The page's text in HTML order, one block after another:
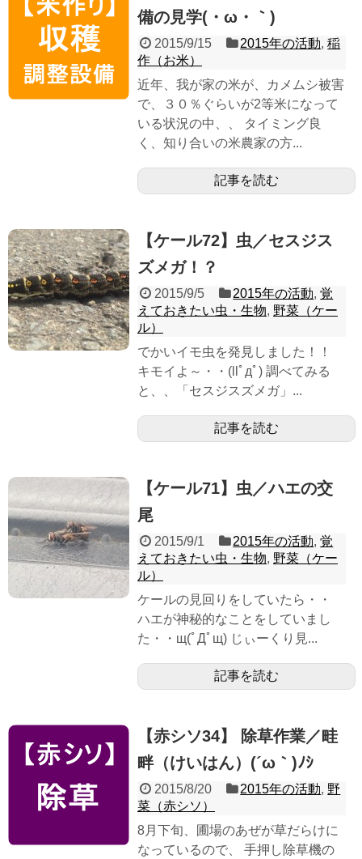
備の見学(・ω・｀)
2015/9/15 2015年の活動,稲
作（お米）
近年、我が家の米が、カメムシ被害
で、３０％ぐらいが2等米になって
いる状況の中、、 タイミング良
く、知り合いの米農家の方...
記事を読む
【ケール72】虫／セスジス
ズメガ！？
2015/9/5 2015年の活動,覚
えておきたい虫・生物, 野菜（ケー
ル）
でかいイモ虫を発見しました！！
キモイよ～・・(llﾟдﾟ) 調べてみる
と、、「セスジスズメガ」...
記事を読む
【ケール71】虫／ハエの交
尾
2015/9/1 2015年の活動,覚
えておきたい虫・生物, 野菜（ケー
ル）
ケールの見回りをしていたら・・
ハエが神秘的なことをしていまし
た・・щ(ﾟДﾟщ) じぃーくり見...
記事を読む
【赤シソ34】 除草作業／畦
畔（けいはん）(´ω｀)ﾉｼ
2015/8/20 2015年の活動, 野
菜（赤シソ）
8月下旬、圃場のあぜが草だらけに
なっているので、 手押し除草機の